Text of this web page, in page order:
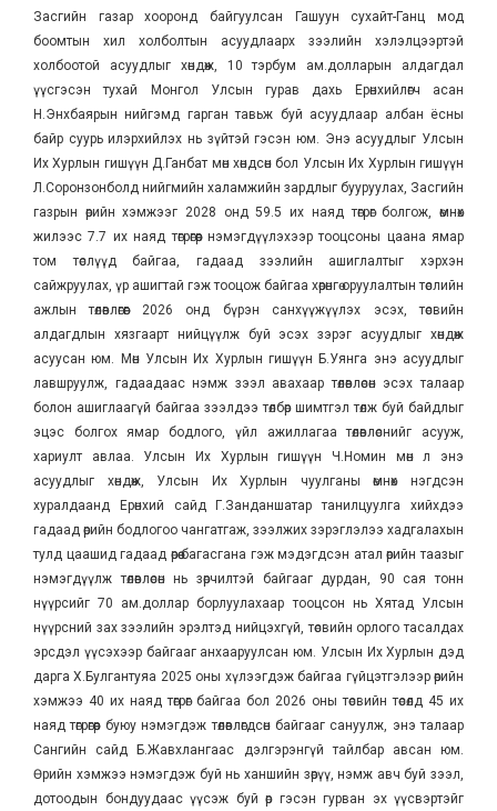
Засгийн газар хооронд байгуулсан Гашуун сухайт-Ганц мод
боомтын хил холболтын асуудлаарх зээлийн хэлэлцээртэй
холбоотой асуудлыг хөндөж, 10 тэрбум ам.долларын алдагдал
үүсгэсэн тухай Монгол Улсын гурав дахь Ерөнхийлөгч асан
Н.Энхбаярын нийгэмд гарган тавьж буй асуудлаар албан ёсны
байр суурь илэрхийлэх нь зүйтэй гэсэн юм. Энэ асуудлыг Улсын
Их Хурлын гишүүн Д.Ганбат мөн хөндсөн бол Улсын Их Хурлын гишүүн
Л.Соронзонболд нийгмийн халамжийн зардлыг бууруулах, Засгийн
газрын өрийн хэмжээг 2028 онд 59.5 их наяд төгрөг болгож, өмнөх
жилээс 7.7 их наяд төгрөгөөр нэмэгдүүлэхээр тооцсоны цаана ямар
том төслүүд байгаа, гадаад зээлийн ашиглалтыг хэрхэн
сайжруулах, үр ашигтай гэж тооцож байгаа хөрөнгө оруулалтын төслийн
ажлын төлөвлөгөөг 2026 онд бүрэн санхүүжүүлэх эсэх, төсвийн
алдагдлын хязгаарт нийцүүлж буй эсэх зэрэг асуудлыг хөндөж
асуусан юм. Мөн Улсын Их Хурлын гишүүн Б.Уянга энэ асуудлыг
лавшруулж, гадаадаас нэмж зээл авахаар төлөвлөсөн эсэх талаар
болон ашиглаагүй байгаа зээлдээ төлбөр шимтгэл төлж буй байдлыг
эцэс болгох ямар бодлого, үйл ажиллагаа төлөвлөснийг асууж,
хариулт авлаа. Улсын Их Хурлын гишүүн Ч.Номин мөн л энэ
асуудлыг хөндөж, Улсын Их Хурлын чуулганы өмнөх нэгдсэн
хуралдаанд Ерөнхий сайд Г.Занданшатар танилцуулга хийхдээ
гадаад өрийн бодлогоо чангатгаж, зээлжих зэрэглэлээ хадгалахын
тулд цаашид гадаад өрөө багасгана гэж мэдэгдсэн атал өрийн таазыг
нэмэгдүүлж төлөвлөсөн нь зөрчилтэй байгааг дурдан, 90 сая тонн
нүүрсийг 70 ам.доллар борлуулахаар тооцсон нь Хятад Улсын
нүүрсний зах зээлийн эрэлтэд нийцэхгүй, төсвийн орлого тасалдах
эрсдэл үүсэхээр байгааг анхааруулсан юм. Улсын Их Хурлын дэд
дарга Х.Булгантуяа 2025 оны хүлээгдэж байгаа гүйцэтгэлээр өрийн
хэмжээ 40 их наяд төгрөг байгаа бол 2026 оны төсвийн төсөлд 45 их
наяд төгрөгөөр буюу нэмэгдэж төлөвлөгдсөн байгааг сануулж, энэ талаар
Сангийн сайд Б.Жавхлангаас дэлгэрэнгүй тайлбар авсан юм.
Өрийн хэмжээ нэмэгдэж буй нь ханшийн зөрүү, нэмж авч буй зээл,
дотоодын бондуудаас үүсэж буй өр гэсэн гурван эх үүсвэртэйг